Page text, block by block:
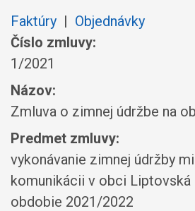
Faktúry | Objednávky
Číslo zmluvy:
1/2021
Názov:
Zmluva o zimnej údržbe na
Predmet zmluvy:
vykonávanie zimnej údržby
komunikácii v obci Liptovská
obdobie 2021/2022